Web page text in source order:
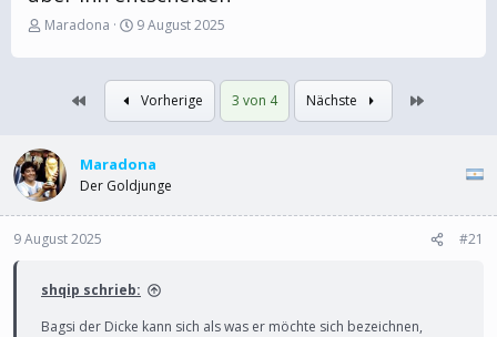
E
s
e
r
Maradona
E
s
t
e
l
t
a
9 August 2025
Vorherige 3 von 4 Nächste
Maradona
Der Goldjunge
9 August 2025 #21
shqip schrieb:
Bagsi der Dicke kann sich als was er möchte sich bezeichnen,